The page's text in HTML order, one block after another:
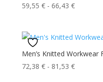
59,55 € - 66,43 €Fascia
da
59,55 €
Men’s Knitted Workwear
72,38 € - 81,53 €Fascia